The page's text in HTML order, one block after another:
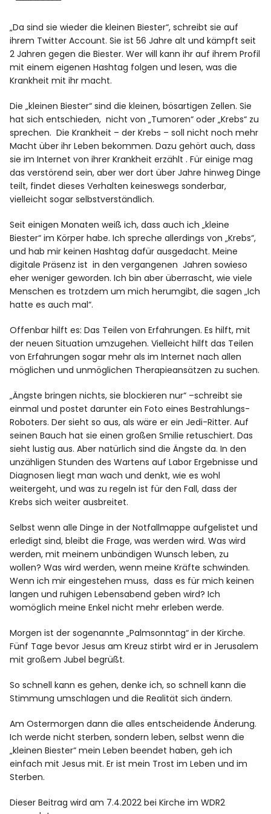
„Da sind sie wieder die kleinen Biester“, schreibt sie auf
ihrem Twitter Account. Sie ist 56 Jahre alt und kämpft seit
2 Jahren gegen die Biester. Wer will kann ihr auf ihrem Profil
mit einem eigenen Hashtag folgen und lesen, was die
Krankheit mit ihr macht.
Die „kleinen Biester“ sind die kleinen, bösartigen Zellen. Sie
hat sich entschieden, nicht von „Tumoren“ oder „Krebs“ zu
sprechen. Die Krankheit – der Krebs – soll nicht noch mehr
Macht über ihr Leben bekommen. Dazu gehört auch, dass
sie im Internet von ihrer Krankheit erzählt . Für einige mag
das verstörend sein, aber wer dort über Jahre hinweg Dinge
teilt, findet dieses Verhalten keineswegs sonderbar,
vielleicht sogar selbstverständlich.
Seit einigen Monaten weiß ich, dass auch ich „kleine
Biester“ im Körper habe. Ich spreche allerdings von „Krebs“,
und hab mir keinen Hashtag dafür ausgedacht. Meine
digitale Präsenz ist in den vergangenen Jahren sowieso
eher weniger geworden. Ich bin aber überrascht, wie viele
Menschen es trotzdem um mich herumgibt, die sagen „Ich
hatte es auch mal“.
Offenbar hilft es: Das Teilen von Erfahrungen. Es hilft, mit
der neuen Situation umzugehen. Vielleicht hilft das Teilen
von Erfahrungen sogar mehr als im Internet nach allen
möglichen und unmöglichen Therapieansätzen zu suchen.
„Ängste bringen nichts, sie blockieren nur“ –schreibt sie
einmal und postet darunter ein Foto eines Bestrahlungs-
Roboters. Der sieht so aus, als wäre er ein Jedi-Ritter. Auf
seinen Bauch hat sie einen großen Smilie retuschiert. Das
sieht lustig aus. Aber natürlich sind die Ängste da. In den
unzähligen Stunden des Wartens auf Labor Ergebnisse und
Diagnosen liegt man wach und denkt, wie es wohl
weitergeht, und was zu regeln ist für den Fall, dass der
Krebs sich weiter ausbreitet.
Selbst wenn alle Dinge in der Notfallmappe aufgelistet und
erledigt sind, bleibt die Frage, was werden wird. Was wird
werden, mit meinem unbändigen Wunsch leben, zu
wollen? Was wird werden, wenn meine Kräfte schwinden.
Wenn ich mir eingestehen muss, dass es für mich keinen
langen und ruhigen Lebensabend geben wird? Ich
womöglich meine Enkel nicht mehr erleben werde.
Morgen ist der sogenannte „Palmsonntag“ in der Kirche.
Fünf Tage bevor Jesus am Kreuz stirbt wird er in Jerusalem
mit großem Jubel begrüßt.
So schnell kann es gehen, denke ich, so schnell kann die
Stimmung umschlagen und die Realität sich ändern.
Am Ostermorgen dann die alles entscheidende Änderung.
Ich werde nicht sterben, sondern leben, selbst wenn die
„kleinen Biester“ mein Leben beendet haben, geh ich
einfach mit Jesus mit. Er ist mein Trost im Leben und im
Sterben.
Dieser Beitrag wird am 7.4.2022 bei Kirche im WDR2